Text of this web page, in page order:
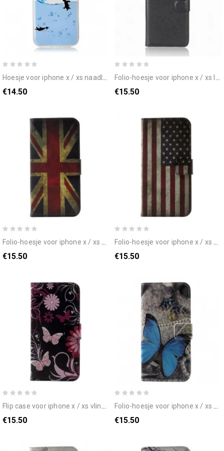
hoesje voor iphone x / xs naadloos pinguïnspel
€14.50
folio-hoesje voor iphone x / xs ledereffect
€15.50
folio-hoesje voor iphone x / xs engeland vlag
€15.50
folio-hoesje voor iphone x / xs vlag van de vs
€15.50
flip case voor iphone x / xs vlinders en bloemen
€15.50
folio-hoesje voor iphone x / xs blauwe vlinder
€15.50